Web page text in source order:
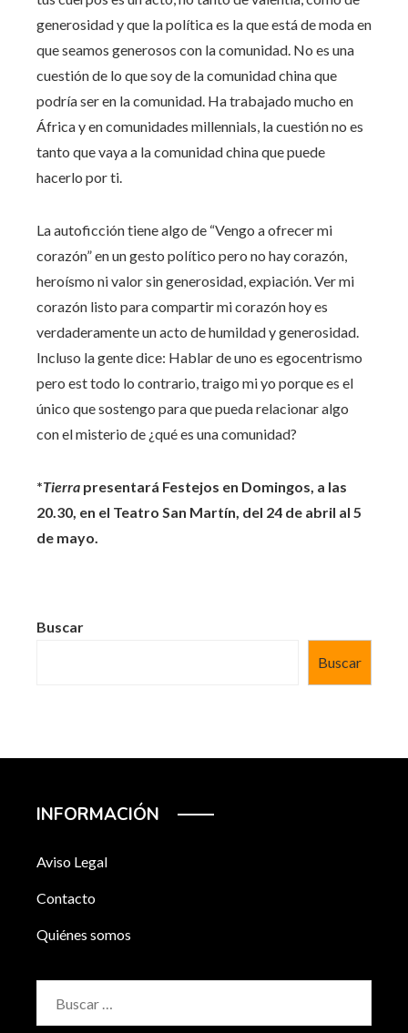
generosidad y que la política es la que está de moda en
que seamos generosos con la comunidad. No es una
cuestión de lo que soy de la comunidad china que
podría ser en la comunidad. Ha trabajado mucho en
África y en comunidades millennials, la cuestión no es
tanto que vaya a la comunidad china que puede
hacerlo por ti.
La autoficción tiene algo de “Vengo a ofrecer mi
corazón” en un gesto político pero no hay corazón,
heroísmo ni valor sin generosidad, expiación. Ver mi
corazón listo para compartir mi corazón hoy es
verdaderamente un acto de humildad y generosidad.
Incluso la gente dice: Hablar de uno es egocentrismo
pero est todo lo contrario, traigo mi yo porque es el
único que sostengo para que pueda relacionar algo
con el misterio de ¿qué es una comunidad?
*Tierra presentará Festejos en Domingos, a las
20.30, en el Teatro San Martín, del 24 de abril al 5
de mayo.
Buscar
Buscar
INFORMACIÓN
Aviso Legal
Contacto
Quiénes somos